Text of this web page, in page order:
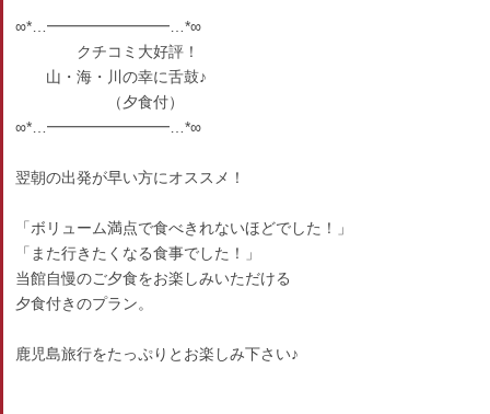
∞*…━━━━━━━━…*∞
クチコミ大好評！
山・海・川の幸に舌鼓♪
（夕食付）
∞*…━━━━━━━━…*∞
翌朝の出発が早い方にオススメ！
「ボリューム満点で食べきれないほどでした！」
「また行きたくなる食事でした！」
当館自慢のご夕食をお楽しみいただける
夕食付きのプラン。
鹿児島旅行をたっぷりとお楽しみ下さい♪